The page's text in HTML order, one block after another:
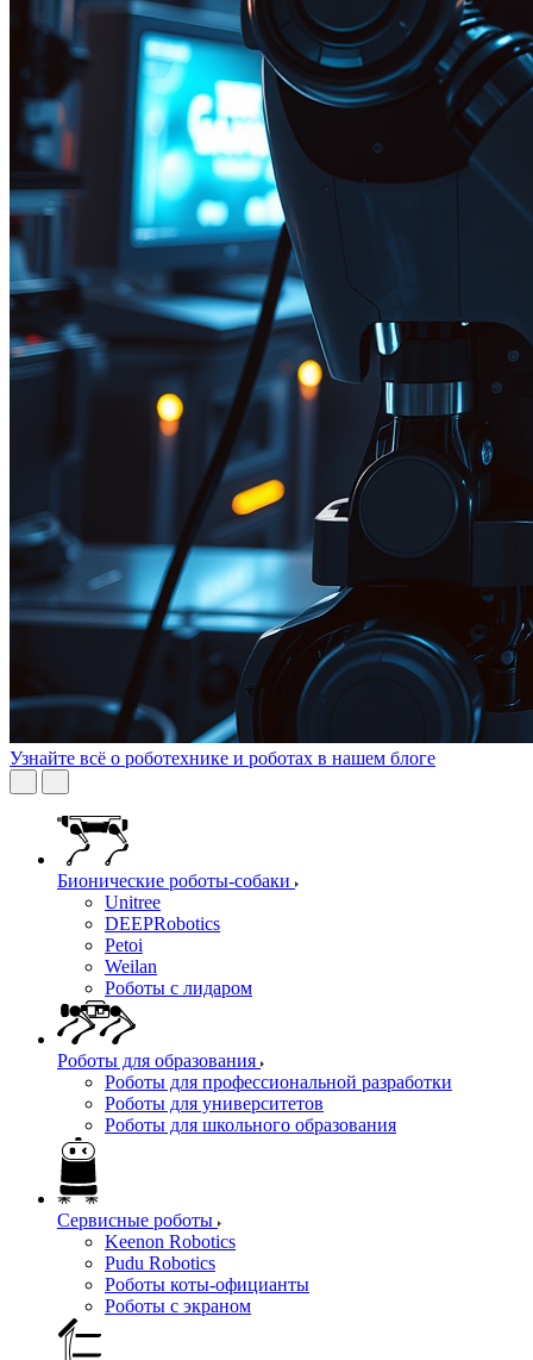
Узнайте всё о роботехнике и роботах в нашем блоге
Бионические роботы-собаки
Unitree
DEEPRobotics
Petoi
Weilan
Роботы с лидаром
Роботы для образования
Роботы для профессиональной разработки
Роботы для университетов
Роботы для школьного образования
Сервисные роботы
Keenon Robotics
Pudu Robotics
Роботы коты-официанты
Роботы с экраном